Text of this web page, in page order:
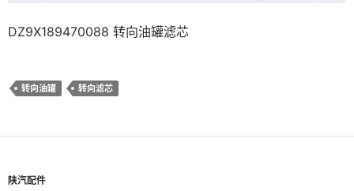
DZ9X189470088 转向油罐滤芯
转向油罐 转向滤芯
陕汽配件